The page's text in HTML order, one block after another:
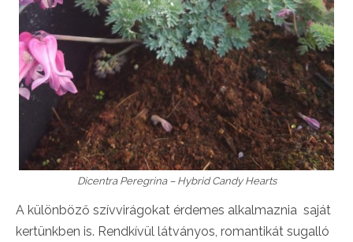
Dicentra Peregrina – Hybrid Candy Hearts
A különböző szívvirágokat érdemes alkalmaznia saját
kertünkben is. Rendkívül látványos, romantikát sugalló